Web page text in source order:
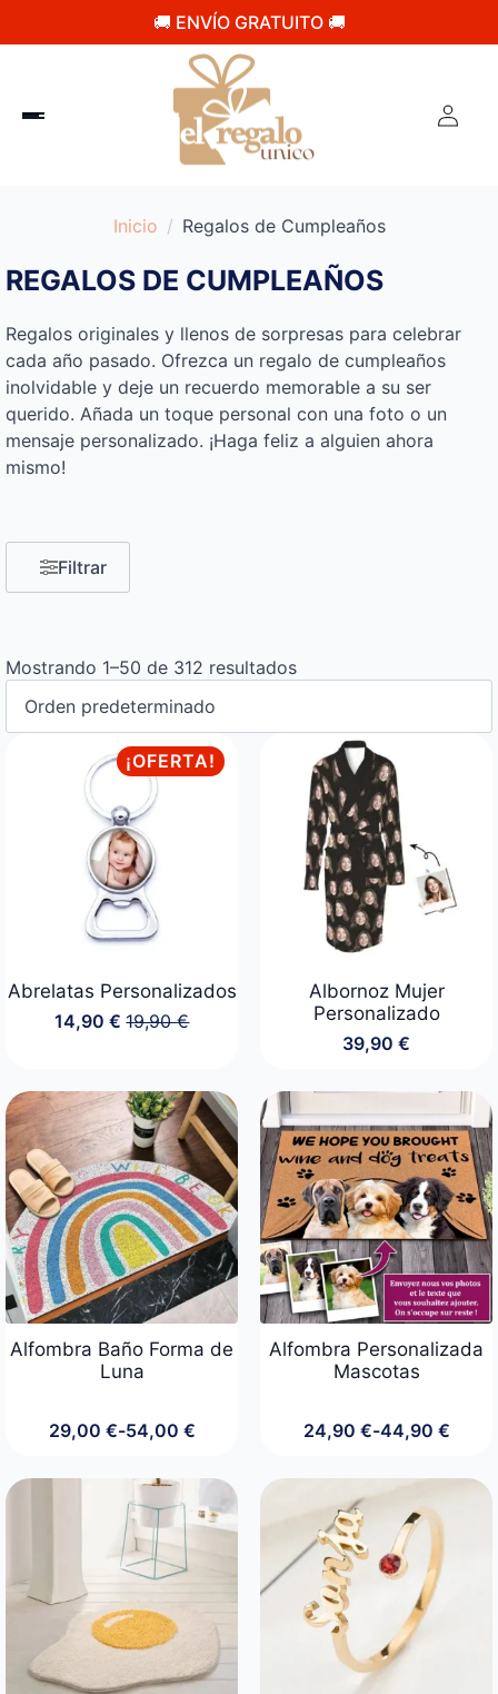
🚚 ENVÍO GRATUITO 🚚
Inicio Regalos de Cumpleaños
REGALOS DE CUMPLEAÑOS
Regalos originales y llenos de sorpresas para celebrar
cada año pasado. Ofrezca un regalo de cumpleaños
inolvidable y deje un recuerdo memorable a su ser
querido. Añada un toque personal con una foto o un
mensaje personalizado. ¡Haga feliz a alguien ahora
mismo!
Filtrar
Mostrando 1–50 de 312 resultados
¡OFERTA!
Abrelatas Personalizados
19,90€
El
era:
19,90 €.
14,90 € El
es:
14,90 €.
Albornoz Mujer
Personalizado
39,90 €
Alfombra Baño Forma de
Luna
29,00 €-54,00 €
Rango
precios:
desde
29,00 €
hasta
54,00 €
Alfombra Personalizada
Mascotas
24,90 €-44,90 €
Rango
precios:
24,90 €
hasta
44,90 €